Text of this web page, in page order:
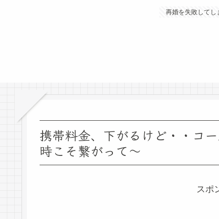
再婚を失敗してし
携帯料金、下がるけど・・コ
時こそ繋がって～
スポ